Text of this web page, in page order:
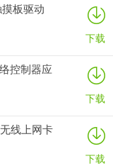
板驱动
下载
控制器应
下载
线上网卡
下载